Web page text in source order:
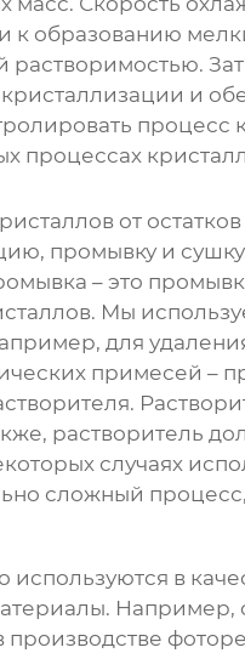
к образованию
и
процесс
процессах
от
промывку и
– это
Мы
для
примесей –
растворитель
случаях
сложный
используются в